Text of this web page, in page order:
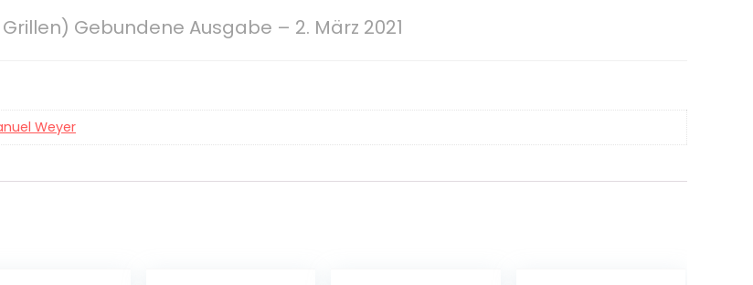
Gebundene Ausgabe – 2. März 2021
Weyer